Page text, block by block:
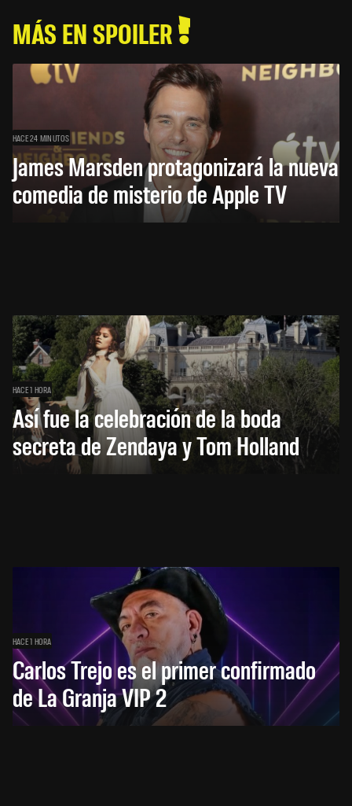
MÁS EN SPOILER
HACE 24 MINUTOS
James Marsden protagonizará la nueva
comedia de misterio de Apple TV
HACE 1 HORA
Así fue la celebración de la boda
secreta de Zendaya y Tom Holland
HACE 1 HORA
Carlos Trejo es el primer confirmado
de La Granja VIP 2